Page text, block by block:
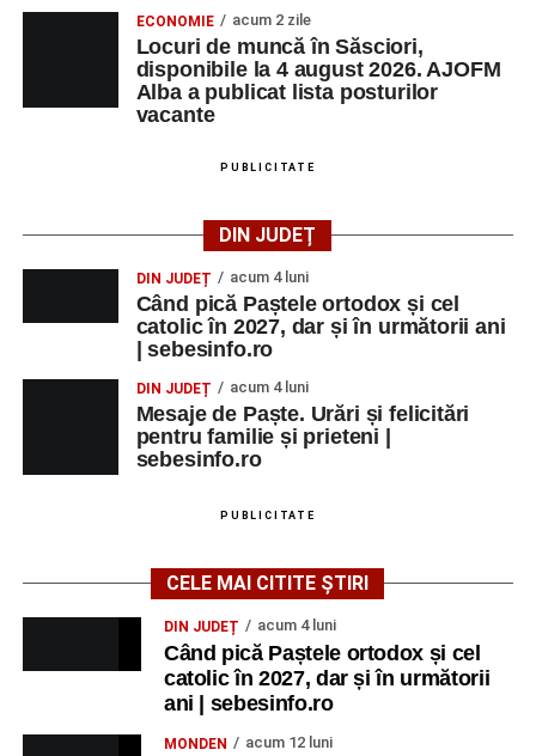
ECONOMIE acum 2 zile
Locuri de muncă în Săsciori,
disponibile la 4 august 2026. AJOFM
Alba a publicat lista posturilor
vacante
PUBLICITATE
DIN JUDEȚ
DIN JUDEȚ acum 4 luni
Când pică Paștele ortodox și cel
catolic în 2027, dar și în următorii ani
| sebesinfo.ro
DIN JUDEȚ acum 4 luni
Mesaje de Paște. Urări și felicitări
pentru familie și prieteni |
sebesinfo.ro
PUBLICITATE
CELE MAI CITITE ȘTIRI
DIN JUDEȚ acum 4 luni
Când pică Paștele ortodox și cel
catolic în 2027, dar și în următorii
ani | sebesinfo.ro
MONDEN acum 12 luni